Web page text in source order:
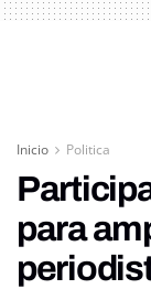
Inicio Politica
para